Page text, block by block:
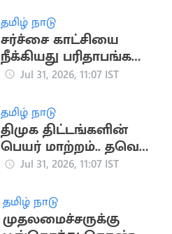
தமிழ் நாடு
சர்ச்சை காட்சியை
நீக்கியது பரிதாபங்கள்
சேனல்.. வெளியிட்ட
Jul 31, 2026, 11:07 IST
தமிழ் நாடு
திமுக திட்டங்களின்
பெயர் மாற்றம்.. தவெக
அரசுக்கு MLA
Jul 31, 2026, 11:07 IST
தமிழ் நாடு
முதலமைச்சருக்கு